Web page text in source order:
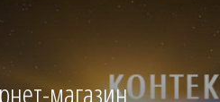
магазин